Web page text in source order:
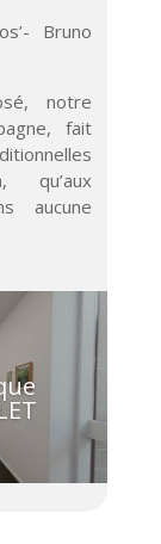
Bruno
notre
fait
qu’aux
aucune